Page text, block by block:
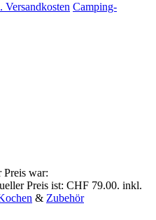
Versandkosten Camping-
Preis war:
Preis ist: CHF 79.00. inkl.
& Zubehör